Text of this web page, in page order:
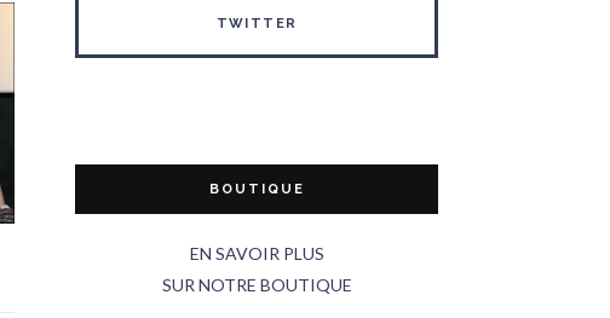
TWITTER
BOUTIQUE
EN SAVOIR PLUS
SUR NOTRE BOUTIQUE